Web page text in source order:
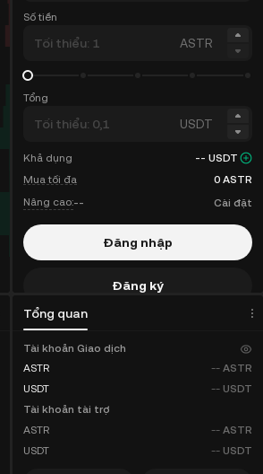
Tổng quan
Số tiền
ASTR
Tổng
USDT
Khả dụng -- USDT
Mua tối đa
0 ASTR
Nâng cao:-- Cài đặt
Đăng nhập
Đăng ký
Tài khoản Giao dịch
ASTR
-- ASTR
USDT
-- USDT
Tài khoản tài trợ
ASTR
-- ASTR
USDT
-- USDT